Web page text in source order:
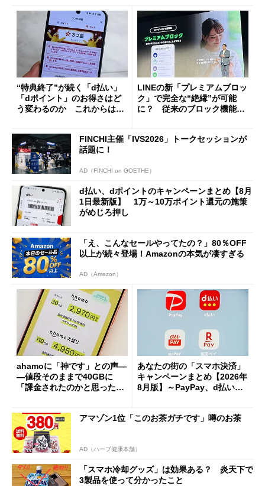
“特典終了”が続く「d払い」
「dポイント」のお得さはど
う変わるのか これからは
LINEの新「プレミアムブロッ
ク」で完全な“絶縁”が可能
に？ 従来のブロック機能と
FINCHI主催「IVS2026」トークセッションが
話題に！
AD（FINCHI on GOETHE）
d払い、dポイントのキャンペーンまとめ【8月
1日最新版】 1万～10万ポイント還元の施策
がめじろ押し
「え、こんなセールやってたの？」80％OFF
以上が続々登場！Amazonの本気が凄すぎる
AD（Amazon）
ahamoに「神です」との声―
―値段そのままで40GBに
「課金されたのかと思った」
あなたの街の「スマホ決済」
キャンペーンまとめ【2026年
8月版】～PayPay、d払い、a
アマゾン1位「このお茶ガチです」噂のお茶
AD（ハーブ健康本舗）
「スマホ冷却グッズ」は効果ある？ 炎天下で
3製品を使って分かったこと